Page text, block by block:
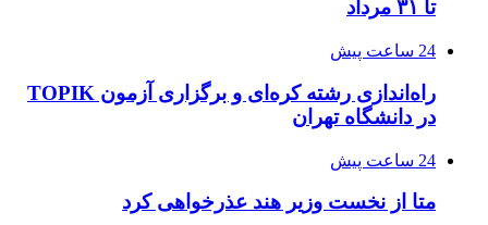
تا ۳۱ مرداد
24 ساعت پیش
راه‌اندازی رشته کره‌ای و برگزاری آزمون TOPIK
در دانشگاه تهران
24 ساعت پیش
متا از نخست وزیر هند عذرخواهی کرد